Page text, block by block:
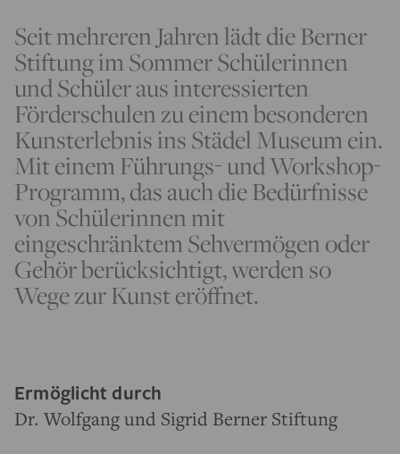
Seit mehreren Jahren lädt die Berner
Stiftung im Sommer Schülerinnen
und Schüler aus interessierten
Förderschulen zu einem besonderen
Kunsterlebnis ins Städel Museum ein.
Mit einem Führungs- und Workshop-
Programm, das auch die Bedürfnisse
von Schülerinnen mit
eingeschränktem Sehvermögen oder
Gehör berücksichtigt, werden so
Wege zur Kunst eröffnet.
Ermöglicht durch
Dr. Wolfgang und Sigrid Berner Stiftung